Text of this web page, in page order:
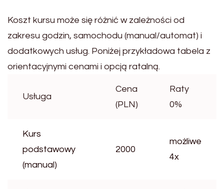
Koszt kursu może się różnić w zależności od
zakresu godzin, samochodu (manual/automat) i
dodatkowych usług. Poniżej przykładowa tabela z
orientacyjnymi cenami i opcją ratalną.
Usługa
Cena
(PLN)
Raty
0%
Kurs
podstawowy
(manual)
2000
możliwe
4x